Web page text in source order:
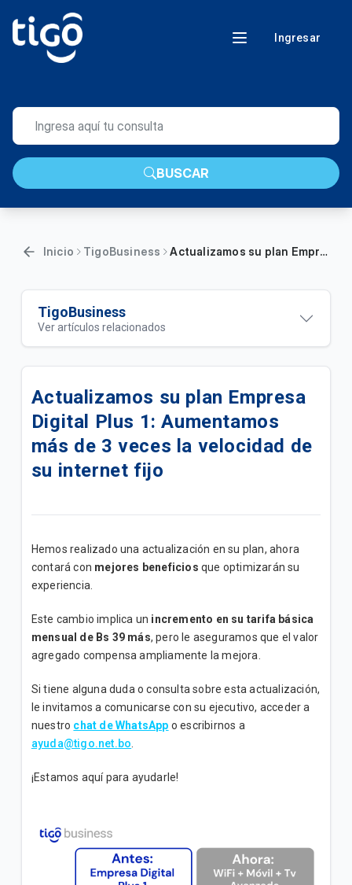
Ingresar
BUSCAR
Inicio TigoBusiness Actualizamos su plan Empresa Digital Plus 1: Aumentamos más de 3 veces la velocidad de su internet fijo
TigoBusiness
Ver artículos relacionados
Actualizamos su Internet+ TV Lite Plus | B2B
Actualizamos su plan Internet + TV Lite | B2B
Actualizamos su plan Internet Lite+ | B2B
Actualizamos su plan Internet Lite | B2B
Add Ons de Navegación | B2B
Un canal de atención exclusivo para impulsar tu
negocio
mayor velocidad!
Conozca los Planes Bolsas Ilimitadas B2B
Promoción "Conecta tu M2M"
Incrementamos la velocidad de su plan Empresa
Inicial sin costo adicional
Actualizamos su plan Empresa
Digital Plus 1: Aumentamos
más de 3 veces la velocidad de
su internet fijo
Hemos realizado una actualización en su plan, ahora
contará con mejores beneficios que optimizarán su
experiencia.
Este cambio implica un incremento en su tarifa básica
mensual de Bs 39 más, pero le aseguramos que el valor
agregado compensa ampliamente la mejora.
Si tiene alguna duda o consulta sobre esta actualización,
le invitamos a comunicarse con su ejecutivo, acceder a
nuestro chat de WhatsApp o escribirnos a
ayuda@tigo.net.bo
¡Estamos aquí para ayudarle!